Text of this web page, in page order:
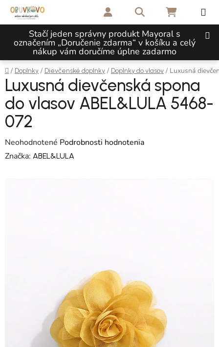
Prejsť na obsah
Stačí jeden správny produkt Mayoral s
označením „Doručenie zdarma“ v košíku a celý
nákup vám doručíme úplne zadarmo
Hľadať NÁKUPNÝ
Domov
/ Doplnky / Dievčenské doplnky / Doplnky do vlasov / Luxusná
Luxusná dievčenská spona
do vlasov ABEL&LULA 5468-
072
Priemerné hodnotenie produktu je 0,0 z 5 hviezdičiek.
Neohodnotené Podrobnosti hodnotenia
Značka: ABEL&LULA